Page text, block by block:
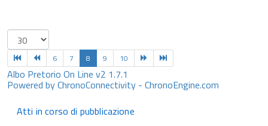
6 7 8 9 10
Albo Pretorio On Line v2 1.7.1
Powered by ChronoConnectivity - ChronoEngine.com
Atti in corso di pubblicazione